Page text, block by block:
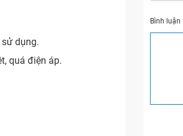
dụng.
quá điện áp.
Bình luận